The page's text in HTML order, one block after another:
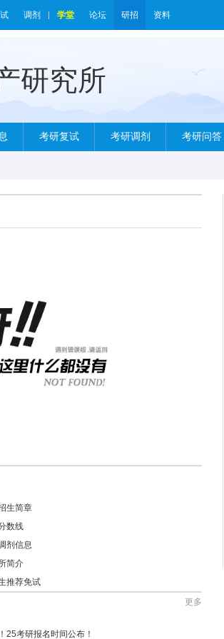
调剂 学堂 论坛 研招 资料
考研复试 考研调剂 考研问答
生简章
数线
剂信息
简介
推荐免试
更多
25考研报名时间公布！